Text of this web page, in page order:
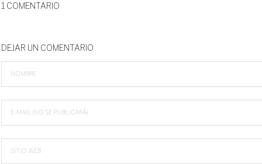
1 COMENTARIO
DEJAR UN COMENTARIO
NOMBRE
E-MAIL (NO SE PUBLICARÁ)
SITIO WEB